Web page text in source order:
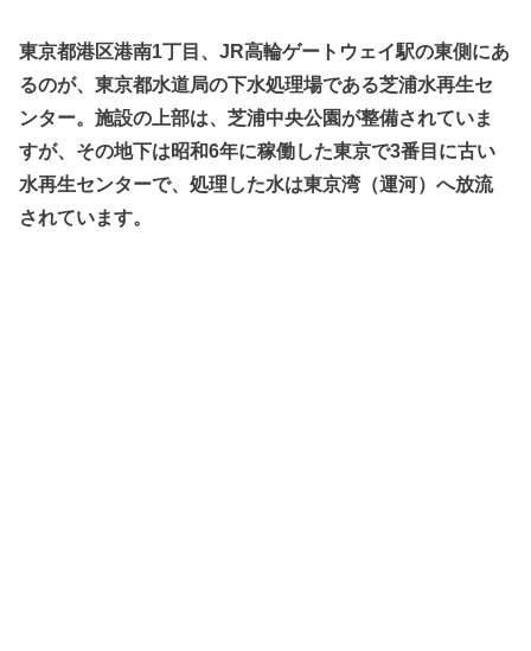
東京都港区港南1丁目、JR高輪ゲートウェイ駅の東側にあ
るのが、東京都水道局の下水処理場である芝浦水再生セ
ンター。施設の上部は、芝浦中央公園が整備されていま
すが、その地下は昭和6年に稼働した東京で3番目に古い
水再生センターで、処理した水は東京湾（運河）へ放流
されています。